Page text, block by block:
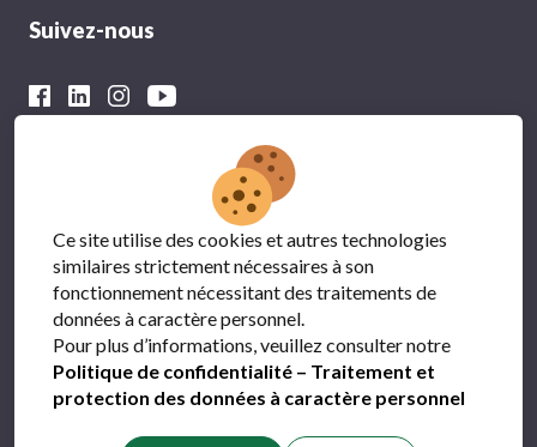
Suivez-nous
Avec le soutien financier du
Ce site utilise des cookies et autres technologies
similaires strictement nécessaires à son
fonctionnement nécessitant des traitements de
données à caractère personnel.
Pour plus d’informations, veuillez consulter notre
Politique de confidentialité – Traitement et
protection des données à caractère personnel